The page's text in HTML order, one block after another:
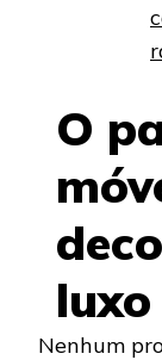
O
luxo
Nenhum